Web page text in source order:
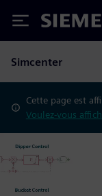
Siemens
Simcenter
Cette page est
Voulez-vous